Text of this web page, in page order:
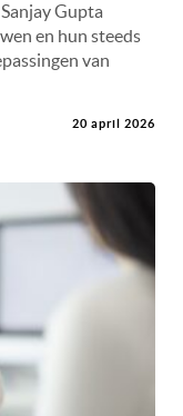
Gupta
en hun steeds
van
20 april 2026